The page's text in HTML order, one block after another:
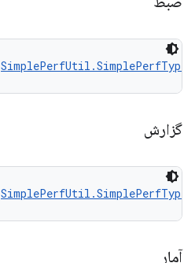
SimplePerfUtil.SimplePerfType
گزارش
SimplePerfUtil.SimplePerfType
آمار